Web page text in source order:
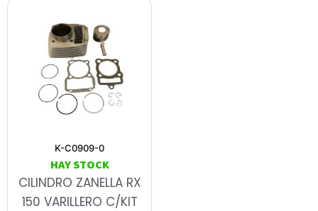
K-C0909-0
HAY STOCK
CILINDRO ZANELLA RX
150 VARILLERO C/KIT